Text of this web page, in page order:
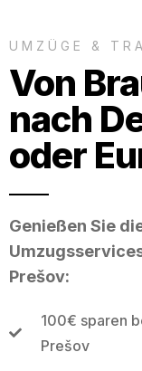
UMZÜGE &
Von
nach
oder
Genießen Sie
Prešov:
100€ sparen
Prešov